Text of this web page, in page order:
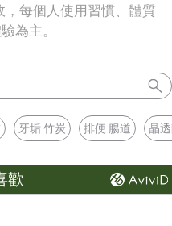
每個人使用習慣、體質
為主。
牙垢 竹炭 排便 腸道 晶
歡